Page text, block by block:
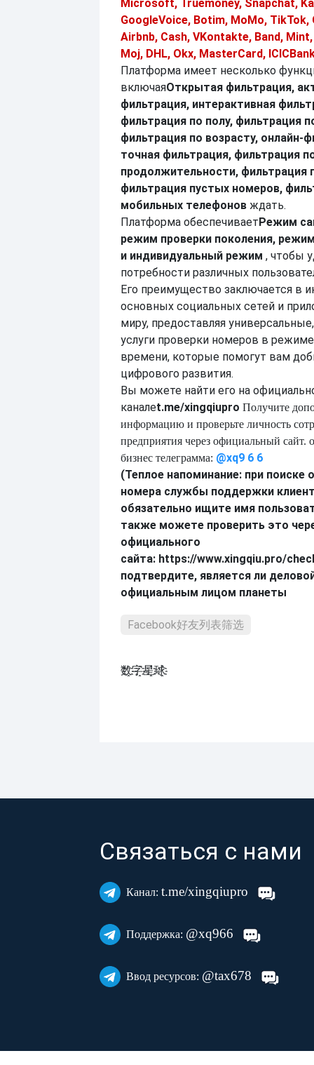
Microsoft, Truemoney, Snapchat,
GoogleVoice, Botim, MoMo, TikTok,
Airbnb, Cash, VKontakte, Band,
Moj, DHL, Okx, MasterCard,
Платформа имеет несколько
включаяОткрытая фильтрация,
фильтрация, интерактивная
фильтрация по полу, фильтрация
фильтрация по возрасту, онлайн-
точная фильтрация, фильтрация
продолжительности, фильтрация
фильтрация пустых номеров,
мобильных телефонов ждать.
Платформа обеспечиваетРежим
режим проверки поколения,
и индивидуальный режим , чтобы
потребности различных
Его преимущество заключается в
основных социальных сетей и
миру, предоставляя
услуги проверки номеров в
времени, которые помогут вам
цифрового развития.
Вы можете найти его на
каналеt.me/xingqiupro Получите
информацию и проверьте личность
предприятия через официальный сайт.
бизнес телеграмма: @xq9 6 6
(Теплое напоминание: при поиске
номера службы поддержки
обязательно ищите имя
также можете проверить это
официального
сайта: https://www.xingqiu.pro/
подтвердите, является ли
официальным лицом планеты
Facebook好友列表筛选
数҈字҈星҈球҈͏
Связаться с нами
Канал: t.me/xingqiupro
Поддержка: @xq966
Ввод ресурсов: @tax678